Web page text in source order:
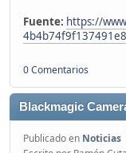
Fuente: https://
0 Comentarios
Blackmagic
Publicado en Noticias